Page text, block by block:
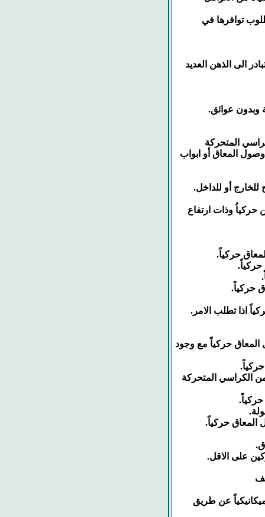
توافرها في
الى الذهن العديد
المعاق أو ابواب
حركياُ وذات ارتفاع
لتسهيل تنقل المعاق حركياً مع وجود
الكراسي المتحركة
عن طريق